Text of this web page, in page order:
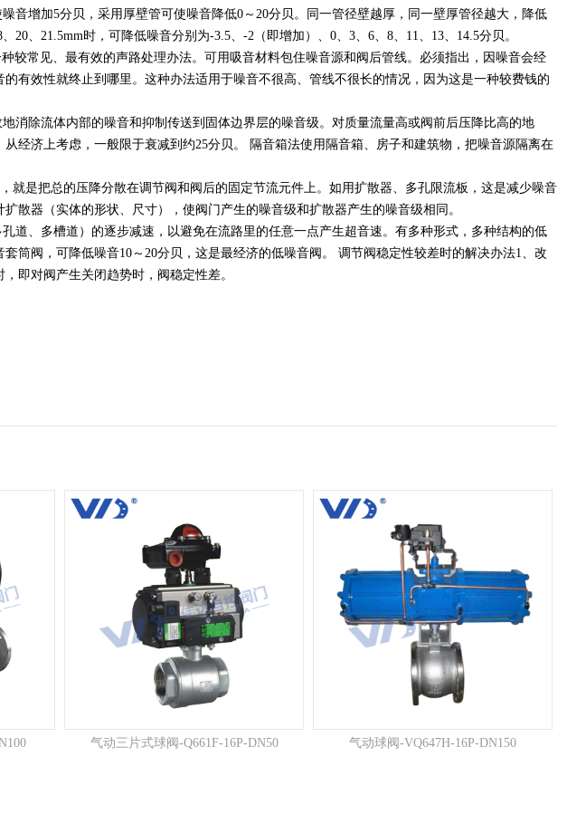
增加5分贝，采用厚壁管可使噪音降低0～20分贝。同一管径壁越厚，同一壁厚管径越大，降低
、21.5mm时，可降低噪音分别为-3.5、-2（即增加）、0、3、6、8、11、13、14.5分贝。
常见、最有效的声路处理办法。可用吸音材料包住噪音源和阀后管线。必须指出，因噪音会经
有效性就终止到哪里。这种办法适用于噪音不很高、管线不很长的情况，因为这是一种较费钱的
除流体内部的噪音和抑制传送到固体边界层的噪音级。对质量流量高或阀前后压降比高的地
经济上考虑，一般限于衰减到约25分贝。 隔音箱法使用隔音箱、房子和建筑物，把噪音源隔离在
是把总的压降分散在调节阀和阀后的固定节流元件上。如用扩散器、多孔限流板，这是减少噪音
散器（实体的形状、尺寸），使阀门产生的噪音级和扩散器产生的噪音级相同。
、多槽道）的逐步减速，以避免在流路里的任意一点产生超音速。有多种形式，多种结构的低
筒阀，可降低噪音10～20分贝，这是最经济的低噪音阀。 调节阀稳定性较差时的解决办法1、改
即对阀产生关闭趋势时，阀稳定性差。
气动三片式球阀-Q661F-16P-DN50 气动球阀-VQ647H-16P-DN150